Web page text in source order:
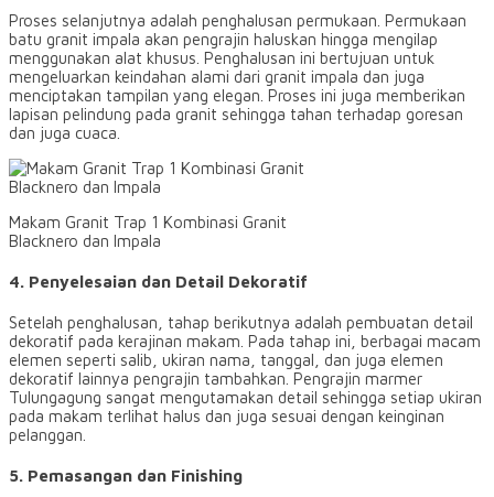
Proses selanjutnya adalah penghalusan permukaan. Permukaan
batu granit impala akan pengrajin haluskan hingga mengilap
menggunakan alat khusus. Penghalusan ini bertujuan untuk
mengeluarkan keindahan alami dari granit impala dan juga
menciptakan tampilan yang elegan. Proses ini juga memberikan
lapisan pelindung pada granit sehingga tahan terhadap goresan
dan juga cuaca.
Makam Granit Trap 1 Kombinasi Granit
Blacknero dan Impala
4. Penyelesaian dan Detail Dekoratif
Setelah penghalusan, tahap berikutnya adalah pembuatan detail
dekoratif pada kerajinan makam. Pada tahap ini, berbagai macam
elemen seperti salib, ukiran nama, tanggal, dan juga elemen
dekoratif lainnya pengrajin tambahkan. Pengrajin marmer
Tulungagung sangat mengutamakan detail sehingga setiap ukiran
pada makam terlihat halus dan juga sesuai dengan keinginan
pelanggan.
5. Pemasangan dan Finishing